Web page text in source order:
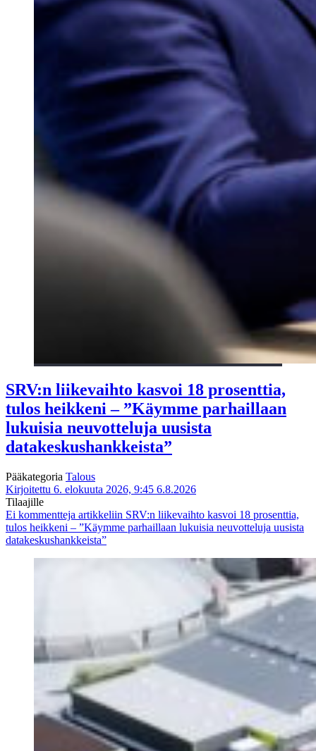
SRV:n liikevaihto kasvoi 18 prosenttia,
tulos heikkeni – ”Käymme parhaillaan
lukuisia neuvotteluja uusista
datakeskushankkeista”
Pääkategoria Talous
Kirjoitettu 6. elokuuta 2026, 9:45 6.8.2026
Tilaajille
Ei kommentteja artikkeliin SRV:n liikevaihto kasvoi 18 prosenttia,
tulos heikkeni – ”Käymme parhaillaan lukuisia neuvotteluja uusista
datakeskushankkeista”